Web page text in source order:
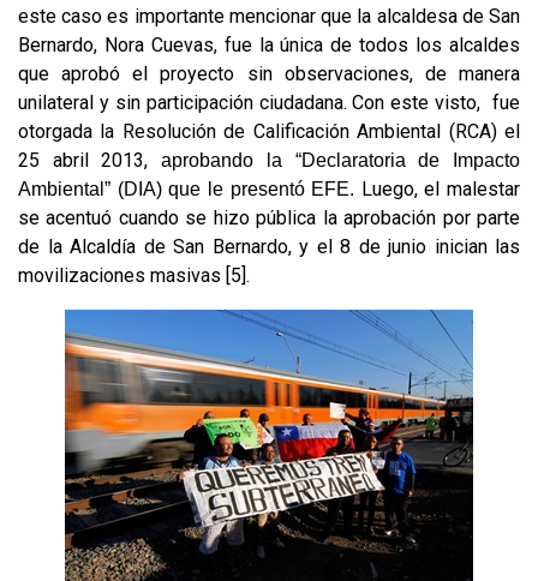
este caso es importante mencionar que la alcaldesa de San
Bernardo, Nora Cuevas, fue la única de todos los alcaldes
que aprobó el proyecto sin observaciones, de manera
unilateral y sin participación ciudadana. Con este visto, fue
otorgada la Resolución de Calificación Ambiental (RCA) el
25 abril 2013,aprobando la “Declaratoria de Impacto
Ambiental” (DIA) que le presentó EFE. Luego, el malestar
se acentuó cuando se hizo pública la aprobación por parte
de la Alcaldía de San Bernardo, y el 8 de junio inician las
movilizaciones masivas [5].